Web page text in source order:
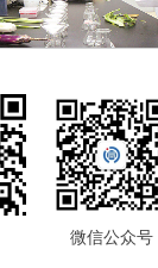
微信公众号